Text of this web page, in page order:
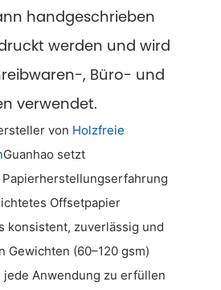
handgeschrieben
werden und wird
, Büro- und
verwendet.
von Holzfreie
Guanhao setzt
Offsetpapier
konsistent, zuverlässig und
Gewichten (60–120 gsm)
Anwendung zu erfüllen